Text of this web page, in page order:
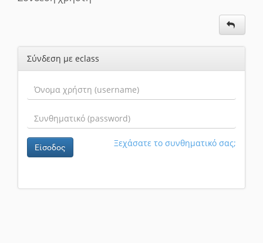
Σύνδεση με eclass
Είσοδος Ξεχάσατε το συνθηματικό σας;